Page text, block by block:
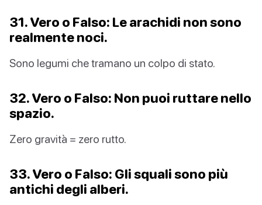
31. Vero o Falso: Le arachidi non sono
realmente noci.
Sono legumi che tramano un colpo di stato.
32. Vero o Falso: Non puoi ruttare nello
spazio.
Zero gravità = zero rutto.
33. Vero o Falso: Gli squali sono più
antichi degli alberi.